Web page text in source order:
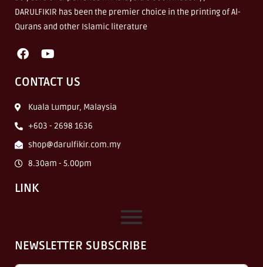
DARULFIKIR has been the premier choice in the printing of Al-
Qurans and other Islamic literature
CONTACT US
Kuala Lumpur, Malaysia
+603 - 2698 1636
shop@darulfikir.com.my
8.30am - 5.00pm
LINK
NEWSLETTER SUBSCRIBE